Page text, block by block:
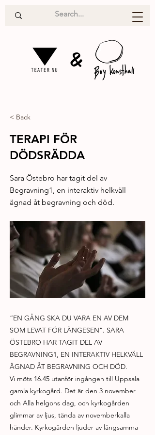
&
< Back
TERAPI FÖR
DÖDSRÄDDA
Sara Östebro har tagit del av
Begravning1, en interaktiv helkväll
ägnad åt begravning och död.
“EN GÅNG SKA DU VARA EN AV DEM
SOM LEVAT FÖR LÄNGESEN”. SARA
ÖSTEBRO HAR TAGIT DEL AV
BEGRAVNING1, EN INTERAKTIV HELKVÄLL
ÄGNAD ÅT BEGRAVNING OCH DÖD.
Vi möts 16.45 utanför ingången till Uppsala
gamla kyrkogård. Det är den 3 november
och Alla helgons dag, och kyrkogården
glimmar av ljus, tända av novemberkalla
händer. Kyrkogården ljuder av långsamma